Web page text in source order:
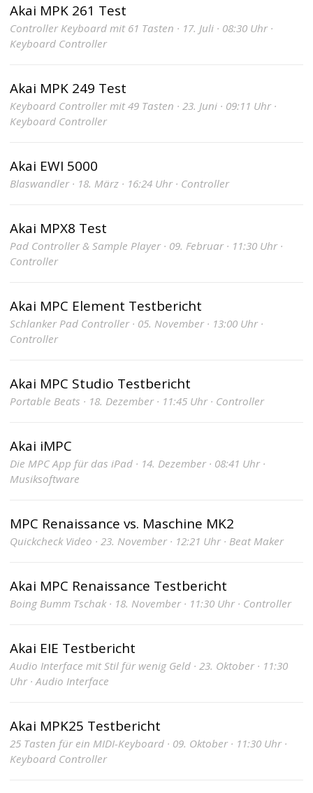
Akai MPK 261 Test
Controller Keyboard mit 61 Tasten · 17. Juli · 08:30 Uhr ·
Keyboard Controller
Akai MPK 249 Test
Keyboard Controller mit 49 Tasten · 23. Juni · 09:11 Uhr ·
Keyboard Controller
Akai EWI 5000
Blaswandler · 18. März · 16:24 Uhr · Controller
Akai MPX8 Test
Pad Controller & Sample Player · 09. Februar · 11:30 Uhr ·
Controller
Akai MPC Element Testbericht
Schlanker Pad Controller · 05. November · 13:00 Uhr ·
Controller
Akai MPC Studio Testbericht
Portable Beats · 18. Dezember · 11:45 Uhr · Controller
Akai iMPC
Die MPC App für das iPad · 14. Dezember · 08:41 Uhr ·
Musiksoftware
MPC Renaissance vs. Maschine MK2
Quickcheck Video · 23. November · 12:21 Uhr · Beat Maker
Akai MPC Renaissance Testbericht
Boing Bumm Tschak · 18. November · 11:30 Uhr · Controller
Akai EIE Testbericht
Audio Interface mit Stil für wenig Geld · 23. Oktober · 11:30
Uhr · Audio Interface
Akai MPK25 Testbericht
25 Tasten für ein MIDI-Keyboard · 09. Oktober · 11:30 Uhr ·
Keyboard Controller